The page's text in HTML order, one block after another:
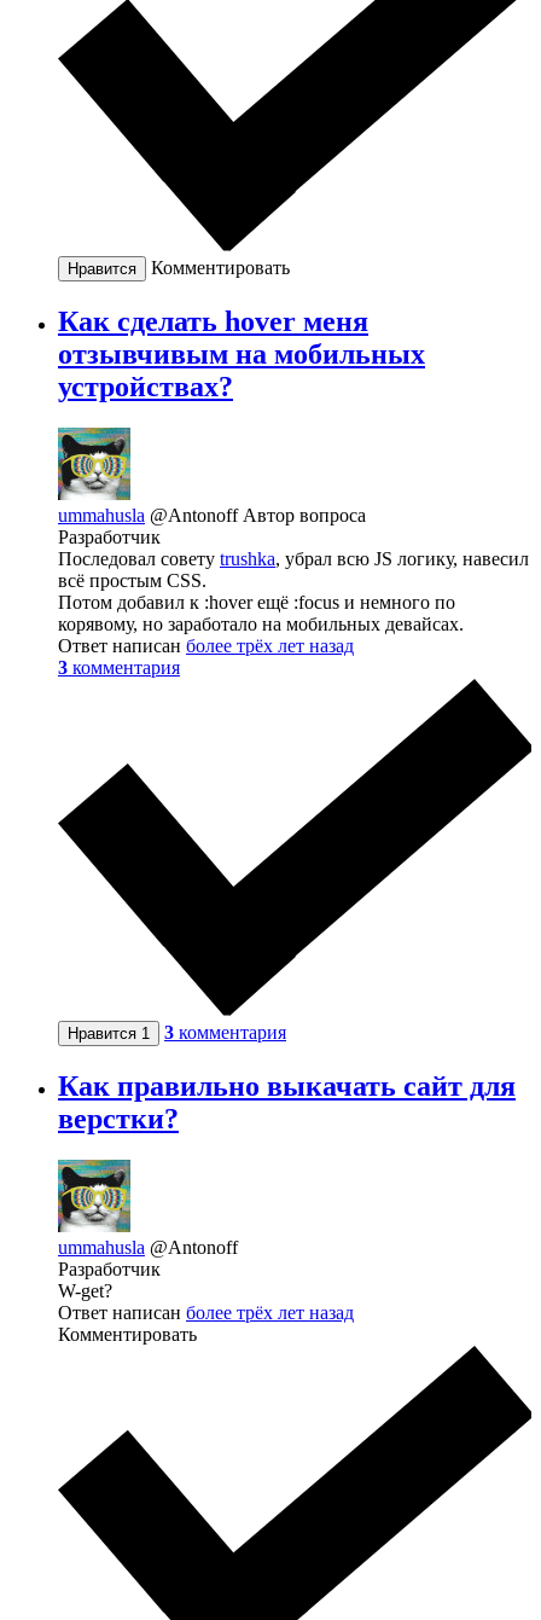
Нравится Комментировать
Как сделать hover меня
отзывчивым на мобильных
устройствах?
ummahusla @Antonoff Автор вопроса
Разработчик
Последовал совету trushka, убрал вcю JS логику, навесил
всё простым CSS.
Потом добавил к :hover ещё :focus и немного по
корявому, но заработало на мобильных девайсах.
Ответ написан более трёх лет назад
3 комментария
Нравится 1 3 комментария
Как правильно выкачать сайт для
верстки?
ummahusla @Antonoff
Разработчик
W-get?
Ответ написан более трёх лет назад
Комментировать